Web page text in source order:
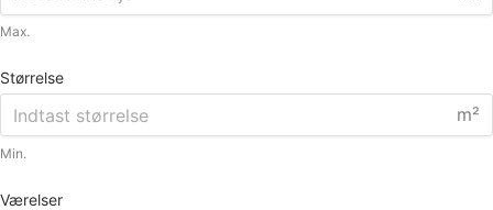
Max.
Størrelse
m²
Min.
Værelser